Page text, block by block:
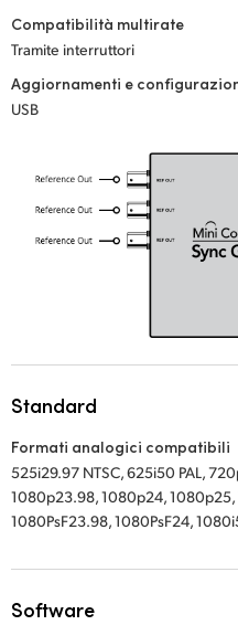
Poland
Portugal
South Africa
Spain
Turkey
UAE
Ukraine
United Kingdom
Compatibilità multirate
Tramite interruttori
Aggiornamenti e
USB
Standard
Formati analogici compatibili
525i29.97 NTSC, 625i50 PAL,
1080p23.98, 1080p24,
1080PsF23.98, 1080PsF24,
Software